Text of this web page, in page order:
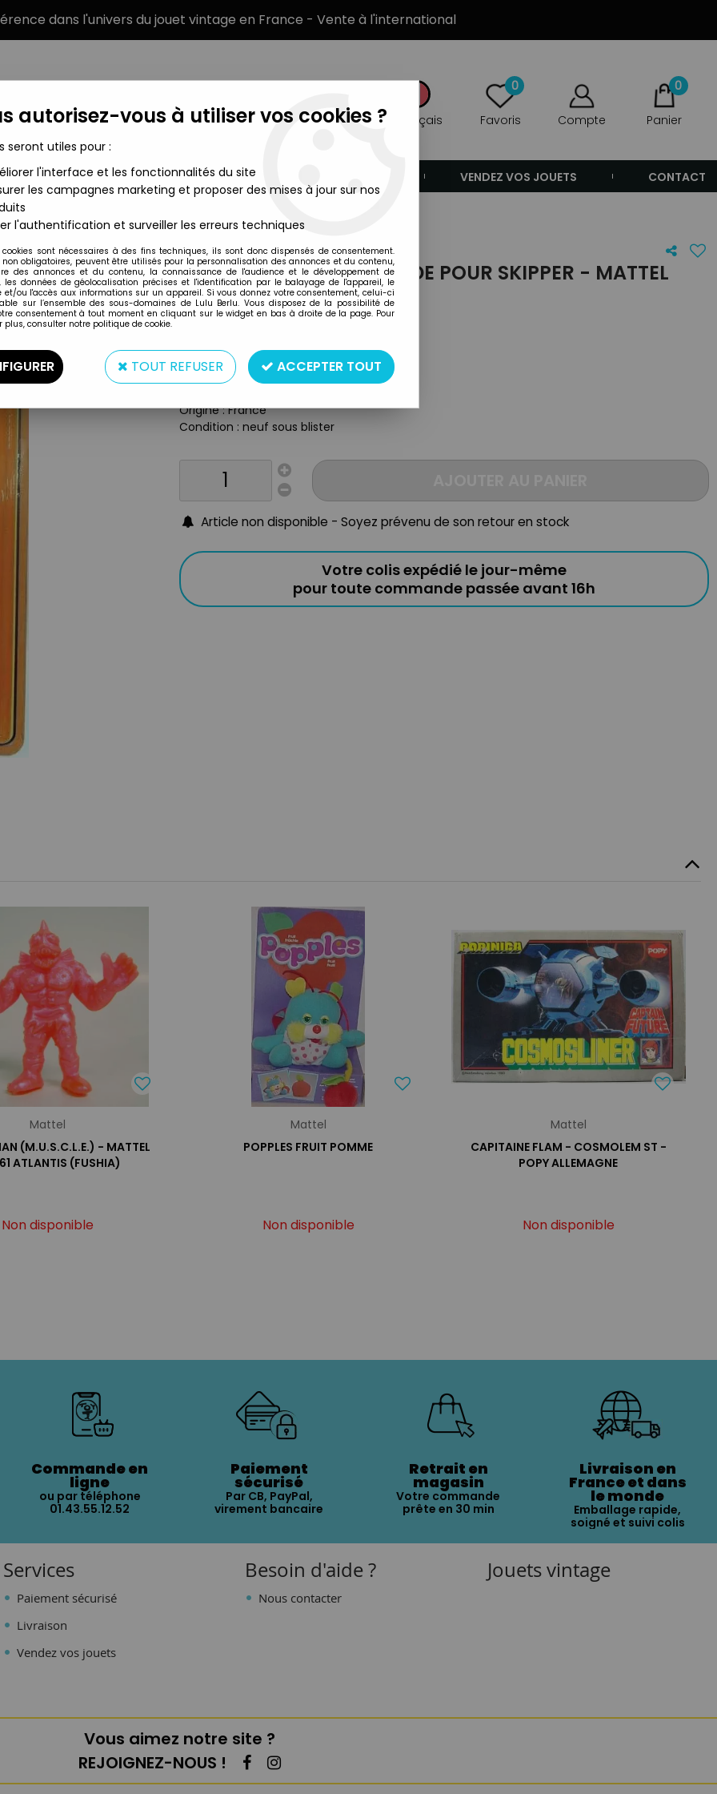
dans l'univers du jouet vintage en France - Vente à l'international
Français
0
Favoris Compte
0
Panier
MARQUES TYPE DE PRODUIT VENDEZ VOS JOUETS CONTACT
Mode pour Skipper - Mattel 1980 (ref.1942)
Mattel
BARBIE - HABILLAGE MODE POUR SKIPPER - MATTEL
1980 (REF.1942)
Type : vetement de poupée
Matière : tissus et plastique
Origine : France
Condition : neuf sous blister
Article non disponible - Soyez prévenu de son retour en stock
Votre colis expédié le jour-même
pour toute commande passée avant 16h
Mattel
(M.U.S.C.L.E.) - MATTEL
ATLANTIS (FUSHIA)
Non disponible
Mattel
POPPLES FRUIT POMME
Non disponible
Mattel
CAPITAINE FLAM - COSMOLEM ST -
POPY ALLEMAGNE
Non disponible
Commande en
ligne
ou par téléphone
01.43.55.12.52
Paiement
sécurisé
Par CB, PayPal,
virement bancaire
Retrait en
magasin
Votre commande
prête en 30 min
Livraison en
France et dans
le monde
Emballage rapide,
soigné et suivi colis
Services
Paiement sécurisé
Livraison
Vendez vos jouets
Besoin d'aide ?
Nous contacter
Jouets vintage
Vous aimez notre site ?
REJOIGNEZ-NOUS !
autorisez-vous à utiliser vos cookies ?
seront utiles pour :
l'interface et les fonctionnalités du site
les campagnes marketing et proposer des mises à jour sur nos
l'authentification et surveiller les erreurs techniques
cookies sont nécessaires à des fins techniques, ils sont donc dispensés de consentement.
non obligatoires, peuvent être utilisés pour la personnalisation des annonces et du contenu,
des annonces et du contenu, la connaissance de l'audience et le développement de
les données de géolocalisation précises et l'identification par le balayage de l'appareil, le
et/ou l'accès aux informations sur un appareil. Si vous donnez votre consentement, celui-ci
sur l’ensemble des sous-domaines de Lulu Berlu. Vous disposez de la possibilité de
consentement à tout moment en cliquant sur le widget en bas à droite de la page. Pour
plus, consulter notre politique de cookie.
TOUT REFUSER ACCEPTER TOUT